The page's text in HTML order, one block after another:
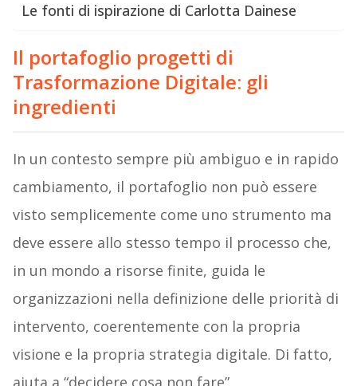
Le fonti di ispirazione di Carlotta Dainese
Il portafoglio progetti di
Trasformazione Digitale: gli
ingredienti
In un contesto sempre più ambiguo e in rapido
cambiamento, il portafoglio non può essere
visto semplicemente come uno strumento ma
deve essere allo stesso tempo il processo che,
in un mondo a risorse finite, guida le
organizzazioni nella definizione delle priorità di
intervento, coerentemente con la propria
visione e la propria strategia digitale. Di fatto,